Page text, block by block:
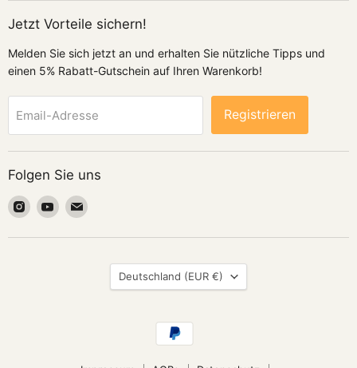
Jetzt Vorteile sichern!
Melden Sie sich jetzt an und erhalten Sie nützliche Tipps und
einen 5% Rabatt-Gutschein auf Ihren Warenkorb!
Email-Adresse Registrieren
Folgen Sie uns
Finden
Sie
uns
Finden
Sie
uns
Finden
uns
Land
Deutschland (EUR €)